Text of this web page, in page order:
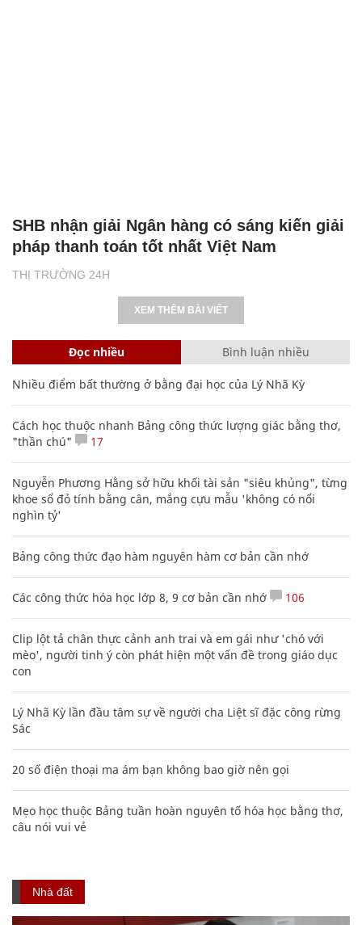
THỊ TRƯỜNG 24H
SHB nhận giải Ngân hàng có sáng kiến giải
pháp thanh toán tốt nhất Việt Nam
XEM THÊM BÀI VIẾT
Đọc nhiều Bình luận nhiều
Nhiều điểm bất thường ở bằng đại học của Lý Nhã Kỳ
Cách học thuộc nhanh Bảng công thức lượng giác bằng thơ,
"thần chú"
17
Nguyễn Phương Hằng sở hữu khối tài sản "siêu khủng", từng
khoe sổ đỏ tính bằng cân, mắng cựu mẫu 'không có nổi
nghìn tỷ'
Bảng công thức đạo hàm nguyên hàm cơ bản cần nhớ
Các công thức hóa học lớp 8, 9 cơ bản cần nhớ 106
Clip lột tả chân thực cảnh anh trai và em gái như 'chó với
mèo', người tinh ý còn phát hiện một vấn đề trong giáo dục
con
Lý Nhã Kỳ lần đầu tâm sự về người cha Liệt sĩ đặc công rừng
Sác
20 số điện thoại ma ám bạn không bao giờ nên gọi
Mẹo học thuộc Bảng tuần hoàn nguyên tố hóa học bằng thơ,
câu nói vui vẻ
Nhà đất